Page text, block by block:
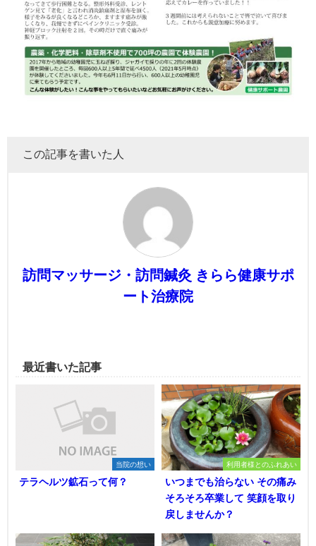
この記事を書いた人
訪問マッサージ・訪問鍼灸 きらら健康サポ
ート治療院
最近書いた記事
当院の想い
テラヘルツ鉱石って何？
利用者様とのふれあい
いつまでも治らない その痛み
そろそろ卒業して 笑顔を取り
戻しませんか？